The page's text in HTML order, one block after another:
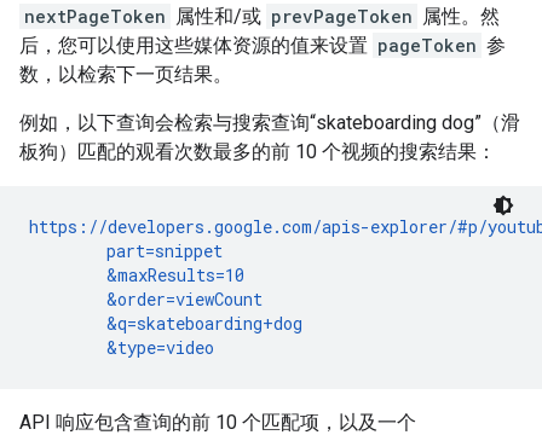
nextPageToken 属性和/或 prevPageToken 属性。然
后，您可以使用这些媒体资源的值来设置 pageToken 参
数，以检索下一页结果。
例如，以下查询会检索与搜索查询“skateboarding dog”（滑
板狗）匹配的观看次数最多的前 10 个视频的搜索结果：
https://developers.google.com/apis-explorer/#p/
        part=snippet
        &maxResults=10
        &order=viewCount
        &q=skateboarding+dog
        &type=video
API 响应包含查询的前 10 个匹配项，以及一个